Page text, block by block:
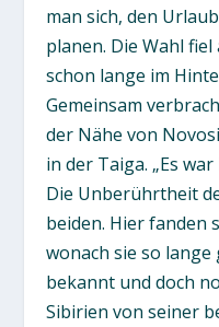
man sich, den
planen. Die Wahl fiel
schon lange im
Gemeinsam
der Nähe von
in der Taiga. „Es
Die Unberührtheit
beiden. Hier fanden
wonach sie so
bekannt und doch
Sibirien von seiner